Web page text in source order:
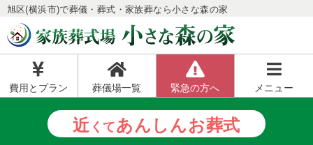
旭区(横浜市)で葬儀・葬式・家族葬なら小さな森の家
費用とプラン 葬儀場一覧 緊急の方へ メニュー
近 くてあんしんお葬式